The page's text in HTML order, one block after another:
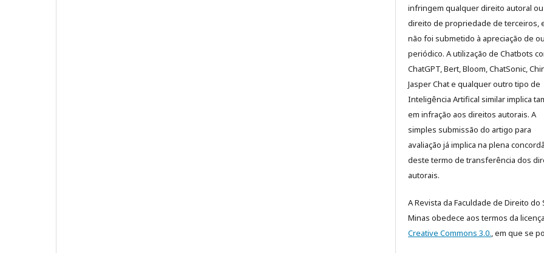
infringem qualquer direito autoral
direito de propriedade de terceiros,
não foi submetido à apreciação de
periódico. A utilização de Chatbots
ChatGPT, Bert, Bloom, ChatSonic,
Jasper Chat e qualquer outro tipo de
Inteligência Artifical similar implica
em infração aos direitos autorais. A
simples submissão do artigo para
avaliação já implica na plena
deste termo de transferência dos
autorais.
A Revista da Faculdade de Direito do
Minas obedece aos termos da licença
Creative Commons 3.0., em que se